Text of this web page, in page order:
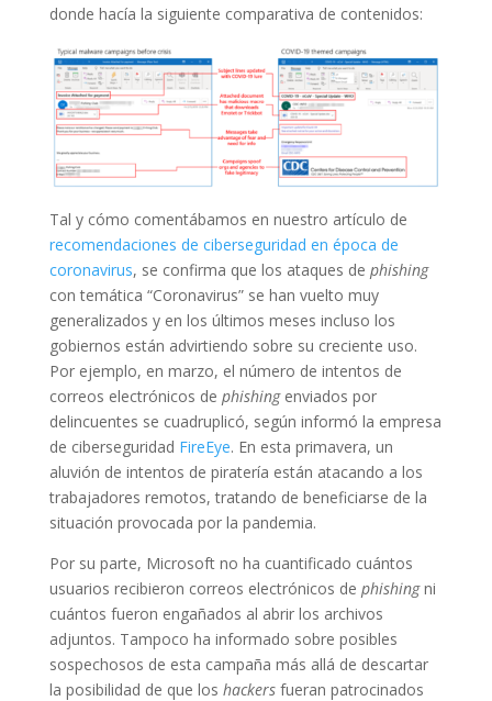
donde hacía la siguiente comparativa de contenidos:
Tal y cómo comentábamos en nuestro artículo de
recomendaciones de ciberseguridad en época de
coronavirus, se confirma que los ataques de phishing
con temática “Coronavirus” se han vuelto muy
generalizados y en los últimos meses incluso los
gobiernos están advirtiendo sobre su creciente uso.
Por ejemplo, en marzo, el número de intentos de
correos electrónicos de phishingenviados por
delincuentes se cuadruplicó, según informó la empresa
de ciberseguridad FireEye. En esta primavera, un
aluvión de intentos de piratería están atacando a los
trabajadores remotos, tratando de beneficiarse de la
situación provocada por la pandemia.
Por su parte, Microsoft no ha cuantificado cuántos
usuarios recibieron correos electrónicos de phishingni
cuántos fueron engañados al abrir los archivos
adjuntos. Tampoco ha informado sobre posibles
sospechosos de esta campaña más allá de descartar
la posibilidad de que los hackersfueran patrocinados